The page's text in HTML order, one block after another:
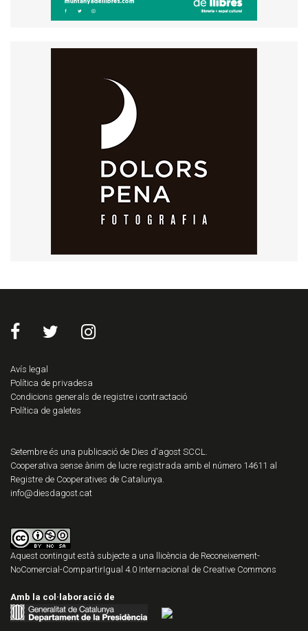
Avís legal
Política de privadesa
Condicions generals de registre i contractació
Política de galetes
Setembre és una publicació de Dies d'agost SCCL.
Cooperativa sense ànim de lucre registrada amb el número 14611 al
Registre de Cooperatives de Catalunya.
info@diesdagost.cat
Aquest contingut està subjecte a una llicència de Reconeixement-
NoComercial-CompartirIgual 4.0 Internacional de Creative Commons
Amb la col·laboració de